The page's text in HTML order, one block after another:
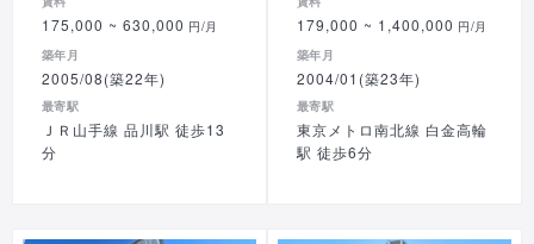
175,000 ~ 630,000 円/月
築年月
2005/08(築22年)
最寄駅
ＪＲ山手線 品川駅 徒歩13
分
179,000 ~ 1,400,000 円/月
築年月
2004/01(築23年)
最寄駅
東京メトロ南北線 白金高輪
駅 徒歩6分